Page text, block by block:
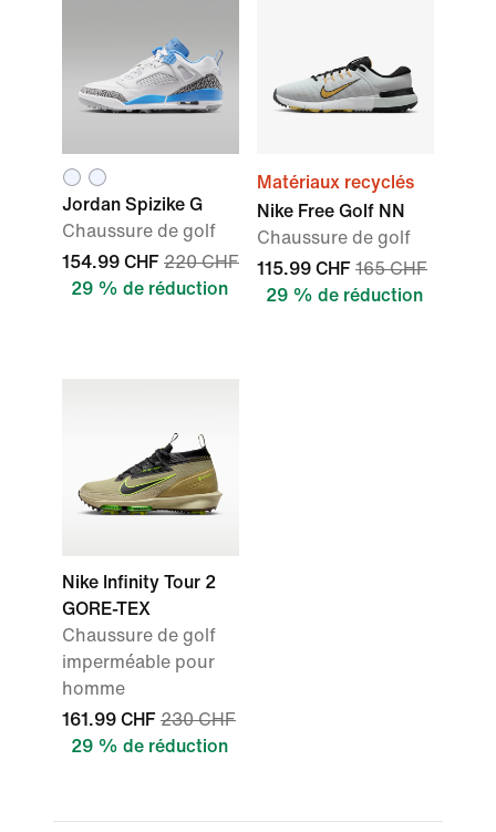
Jordan Spizike G
Chaussure de golf
154.99 CHF 220 CHF
29 % de réduction
Matériaux recyclés
Nike Free Golf NN
Chaussure de golf
115.99 CHF 165 CHF
29 % de réduction
Nike Infinity Tour 2
GORE-TEX
Chaussure de golf
imperméable pour
homme
161.99 CHF 230 CHF
29 % de réduction